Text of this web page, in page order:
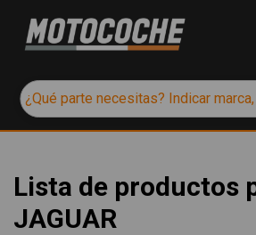
Lista de productos
JAGUAR